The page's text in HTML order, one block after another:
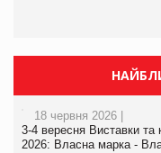
18 червня 2026 |
3-4 вересня Виставки та
2026: Власна марка -